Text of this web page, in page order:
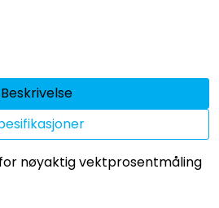
Beskrivelse
nøyaktig vektprosentmåling